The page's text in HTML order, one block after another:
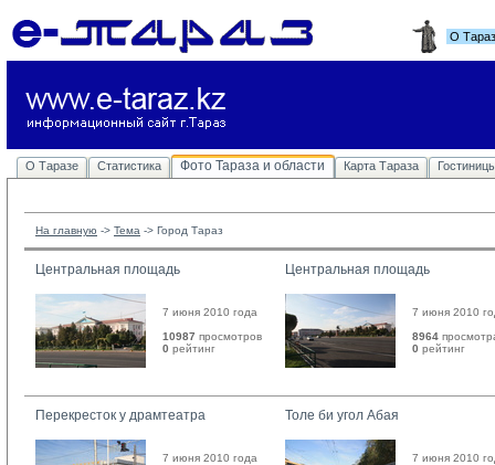
О
О Таразе Статистика Фото Тараза и области Карта Тараза
На главную -> Тема -> Город Тараз
Центральная площадь
7 июня 2010 года
10987 просмотров
0 рейтинг
Центральная площадь
7 июня 2010
8964
0 рейтинг
Перекресток у драмтеатра
7 июня 2010 года
Толе би угол Абая
7 июня 2010